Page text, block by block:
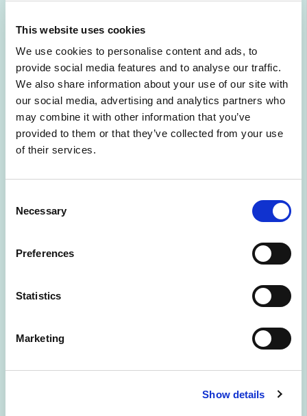
This website uses cookies
We use cookies to personalise content and ads, to
provide social media features and to analyse our traffic.
We also share information about your use of our site with
our social media, advertising and analytics partners who
may combine it with other information that you’ve
provided to them or that they’ve collected from your use
of their services.
Selection
Necessary
Preferences
Statistics
Marketing
Show details
förståelse till tekniskt detaljkunnande.
Användningsfall – tydliga idéer och planer för
ska användas till.
Genomförande – organisationens förmåga att
driftsätta och förvalta de användningsfall som skapar
värde.
Bland AI-rådets råd finns alla de här fyra grundstenarna
Värt att komma ihåg är också att artificiell intelligens är
mycket mer än stora språkmodeller. Även om det är den
kommuner ha stor nytta av andra AI-metoder också, för att
För de kommuner som befinner sig väldigt tidigt i sin